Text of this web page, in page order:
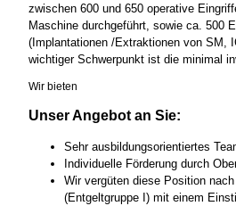
zwischen 600 und 650 operative
Maschine durchgeführt, sowie ca. 500
(Implantationen /Extraktionen von SM,
wichtiger Schwerpunkt ist die minimal
Wir bieten
Unser Angebot an Sie:
Sehr ausbildungsorientiertes
Individuelle Förderung durch
Wir vergüten diese Position
(Entgeltgruppe I) mit einem